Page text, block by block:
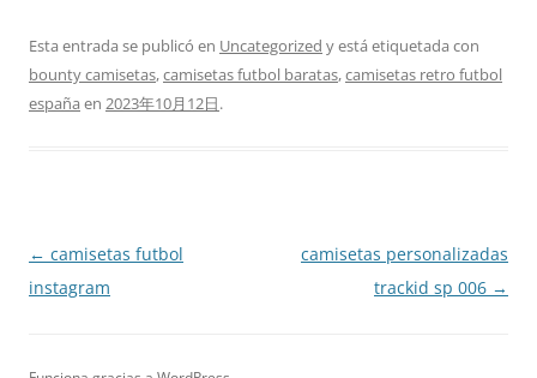
Esta entrada se publicó en Uncategorized y está etiquetada con
bounty camisetas,camisetas futbol baratas,camisetas retro futbol
españa en 2023年10月12日.
Navegación
de
← camisetas futbol
instagram
camisetas personalizadas
trackid sp 006 →